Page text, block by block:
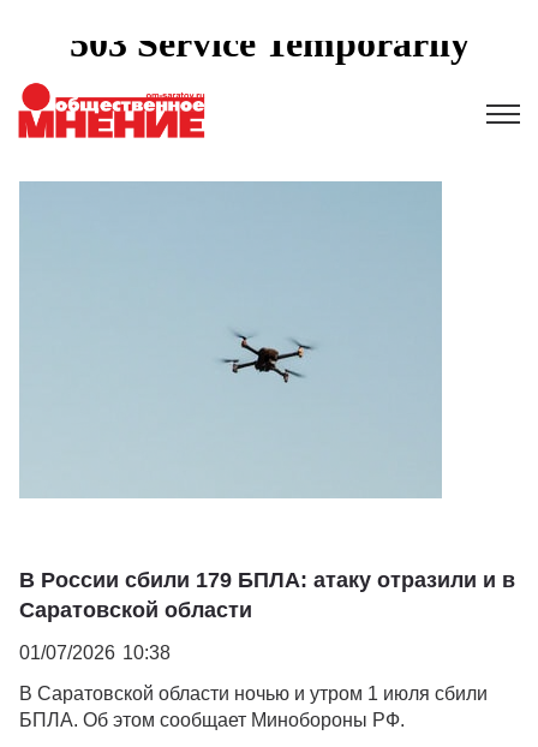
В России сбили 179 БПЛА: атаку отразили и в
Саратовской области
01/07/2026 10:38
В Саратовской области ночью и утром 1 июля сбили
БПЛА. Об этом сообщает Минобороны РФ.